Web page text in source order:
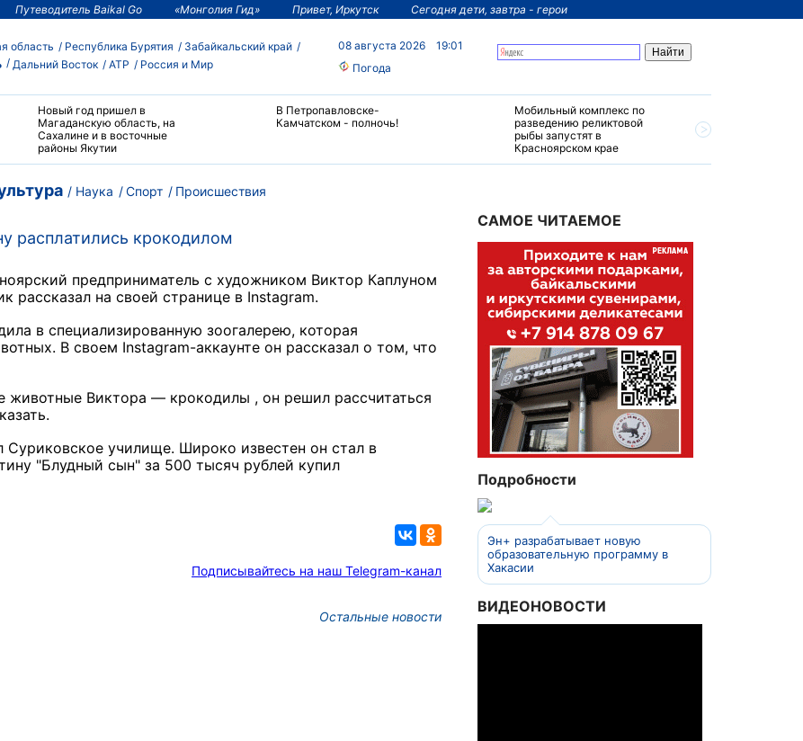
Путеводитель Baikal Go «Монголия Гид» Привет, Иркутск Сегодня дети, завтра - герои
область Республика Бурятия Забайкальский край
Дальний Восток АТР Россия и Мир
08 августа 2026
19:01
Погода
Новый год пришел в
Магаданскую область, на
Сахалине и в восточные
районы Якутии
В Петропавловске-
Камчатском - полночь!
Мобильный комплекс по
разведению реликтовой
рыбы запустят в
Красноярском крае
Наука Спорт Происшествия
расплатились крокодилом
предприниматель с художником Виктор Каплуном
на своей странице в Instagram.
в специализированную зоогалерею, которая
В своем Instagram-аккаунте он рассказал о том, что
животные Виктора — крокодилы , он решил рассчитаться
училище. Широко известен он стал в
"Блудный сын" за 500 тысяч рублей купил
Подписывайтесь на наш Telegram-канал
Остальные новости
САМОЕ ЧИТАЕМОЕ
Подробности
Эн+ разрабатывает новую
образовательную программу в
Хакасии
ВИДЕОНОВОСТИ